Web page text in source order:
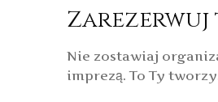
Zarezerwuj
Nie zostawiaj
imprezą. To Ty